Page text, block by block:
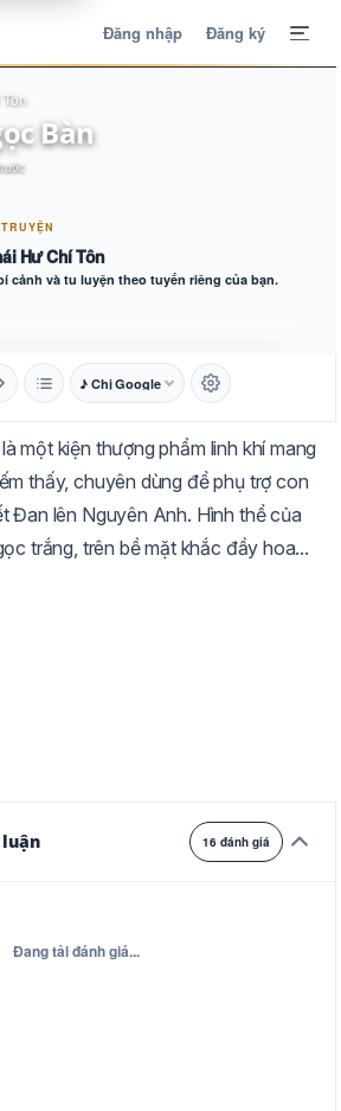
Đăng nhập Đăng ký
Bàn
Hư Chí Tôn
cảnh và tu luyện theo tuyến riêng của bạn.
♪ Chị Google
Tự chuyển
Ngà Vàng
một kiện thượng phẩm linh khí mang
thấy, chuyên dùng để phụ trợ con
Đan lên Nguyên Anh. Hình thể của
trắng, trên bề mặt khắc đầy hoa...
luận 16 đánh giá
Đang tải đánh giá...